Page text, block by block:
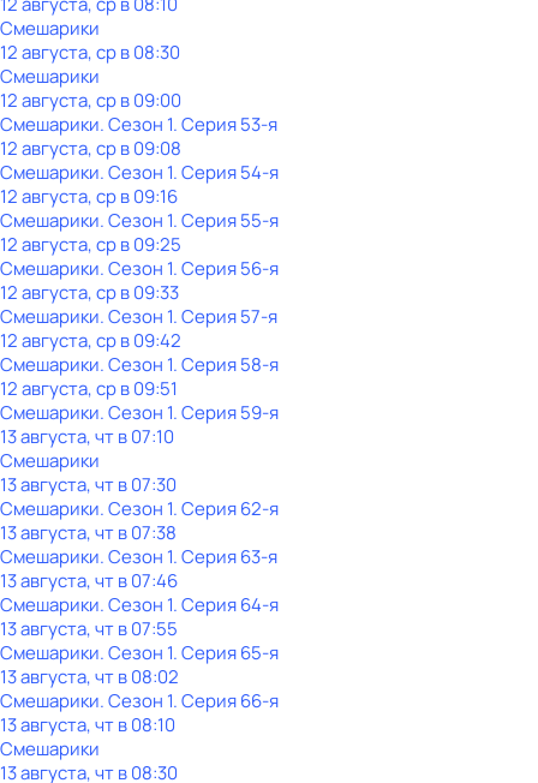
Смешарики
12 августа, ср в 08:30
Смешарики
12 августа, ср в 09:00
Смешарики. Сезон 1. Серия 53-я
12 августа, ср в 09:08
Смешарики. Сезон 1. Серия 54-я
12 августа, ср в 09:16
Смешарики. Сезон 1. Серия 55-я
12 августа, ср в 09:25
Смешарики. Сезон 1. Серия 56-я
12 августа, ср в 09:33
Смешарики. Сезон 1. Серия 57-я
12 августа, ср в 09:42
Смешарики. Сезон 1. Серия 58-я
12 августа, ср в 09:51
Смешарики. Сезон 1. Серия 59-я
13 августа, чт в 07:10
Смешарики
13 августа, чт в 07:30
Смешарики. Сезон 1. Серия 62-я
13 августа, чт в 07:38
Смешарики. Сезон 1. Серия 63-я
13 августа, чт в 07:46
Смешарики. Сезон 1. Серия 64-я
13 августа, чт в 07:55
Смешарики. Сезон 1. Серия 65-я
13 августа, чт в 08:02
Смешарики. Сезон 1. Серия 66-я
13 августа, чт в 08:10
Смешарики
13 августа, чт в 08:30